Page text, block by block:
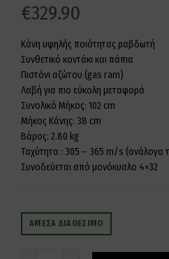
€329.90
Κάνη υψηλής ποιότητας ραβδωτή
Συνθετικό κοντάκι και πάπια
Πιστόνι αζώτου (gas ram)
Λαβή για πιο εύκολη μεταφορά
Συνολικό Μήκος: 102 cm
Μήκος Κάνης: 38 cm
Βάρος: 2.80 kg
Ταχύτητα : 305 – 365 m/s (ανάλογα
Συνοδεύεται από μονόκυαλο 4×32
ΆΜΕΣΑ ΔΙΑΘΈΣΙΜΟ